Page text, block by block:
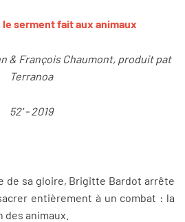
serment fait aux animaux
& François Chaumont, produit pat
Terranoa
52' - 2019
de sa gloire, Brigitte Bardot arrête
entièrement à un combat : la
animaux.